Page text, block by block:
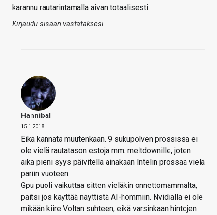
karannu rautarintamalla aivan totaalisesti.
Kirjaudu sisään vastataksesi
Hannibal
15.1.2018
Eikä kannata muutenkaan. 9 sukupolven prossissa ei
ole vielä rautatason estoja mm. meltdownille, joten
aika pieni syys päivitellä ainakaan Intelin prossaa vielä
pariin vuoteen.
Gpu puoli vaikuttaa sitten vieläkin onnettomammalta,
paitsi jos käyttää näyttistä AI-hommiin. Nvidialla ei ole
mikään kiire Voltan suhteen, eikä varsinkaan hintojen